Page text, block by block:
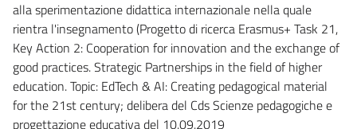
alla sperimentazione didattica internazionale nella quale
rientra l'insegnamento (Progetto di ricerca Erasmus+ Task 21,
Key Action 2: Cooperation for innovation and the exchange of
good practices. Strategic Partnerships in the field of higher
education. Topic: EdTech & AI: Creating pedagogical material
for the 21st century; delibera del Cds Scienze pedagogiche e
progettazione educativa del 10.09.2019